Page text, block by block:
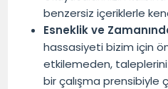
benzersiz içeriklerle
Esneklik ve
hassasiyeti bizim için
etkilemeden,
bir çalışma prensibiyle